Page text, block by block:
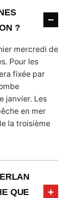
?
mercredi de
Pour les
fixée par
janvier. Les
en mer
la troisième
QUE